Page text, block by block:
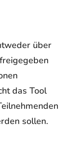
über
das Tool
sollen.